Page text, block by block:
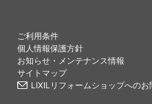
ご利用条件
個人情報保護方針
お知らせ・メンテナンス情報
サイトマップ
LIXILリフォームショップへのお